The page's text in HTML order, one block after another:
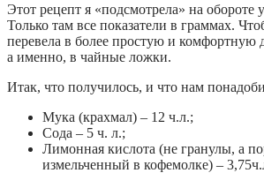
Этот рецепт я «подсмотрела» на обороте
Только там все показатели в граммах.
перевела в более простую и комфортную
а именно, в чайные ложки.
Итак, что получилось, и что нам
Мука (крахмал) – 12 ч.л.;
Сода – 5 ч. л.;
Лимонная кислота (не гранулы, а
измельченный в кофемолке) –